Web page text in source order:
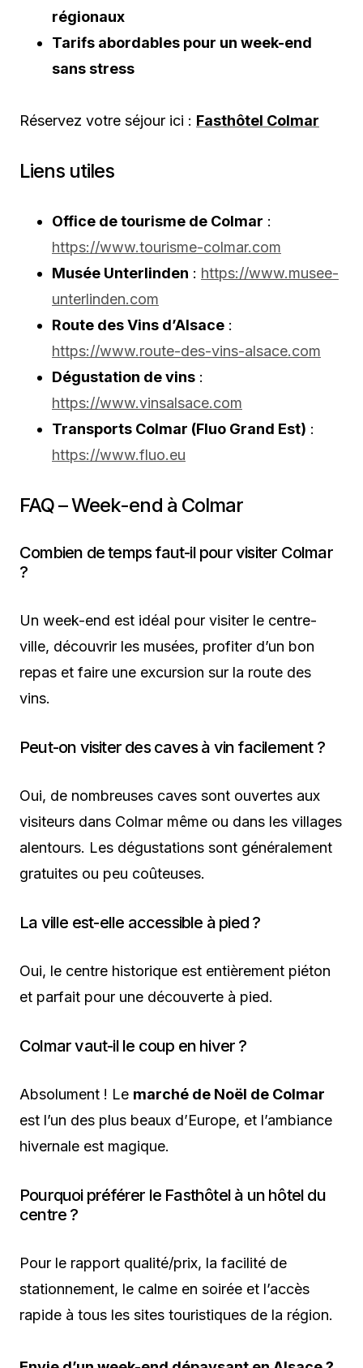
régionaux
Tarifs abordables pour un week-end
sans stress
Réservez votre séjour ici : Fasthôtel Colmar
Liens utiles
Office de tourisme de Colmar :
https://www.tourisme-colmar.com
Musée Unterlinden : https://www.musee-
unterlinden.com
Route des Vins d’Alsace :
https://www.route-des-vins-alsace.com
Dégustation de vins :
https://www.vinsalsace.com
Transports Colmar (Fluo Grand Est) :
https://www.fluo.eu
FAQ – Week-end à Colmar
Combien de temps faut-il pour visiter Colmar
?
Un week-end est idéal pour visiter le centre-
ville, découvrir les musées, profiter d’un bon
repas et faire une excursion sur la route des
vins.
Peut-on visiter des caves à vin facilement ?
Oui, de nombreuses caves sont ouvertes aux
visiteurs dans Colmar même ou dans les villages
alentours. Les dégustations sont généralement
gratuites ou peu coûteuses.
La ville est-elle accessible à pied ?
Oui, le centre historique est entièrement piéton
et parfait pour une découverte à pied.
Colmar vaut-il le coup en hiver ?
Absolument ! Le marché de Noël de Colmar
est l’un des plus beaux d’Europe, et l’ambiance
hivernale est magique.
Pourquoi préférer le Fasthôtel à un hôtel du
centre ?
Pour le rapport qualité/prix, la facilité de
stationnement, le calme en soirée et l’accès
rapide à tous les sites touristiques de la région.